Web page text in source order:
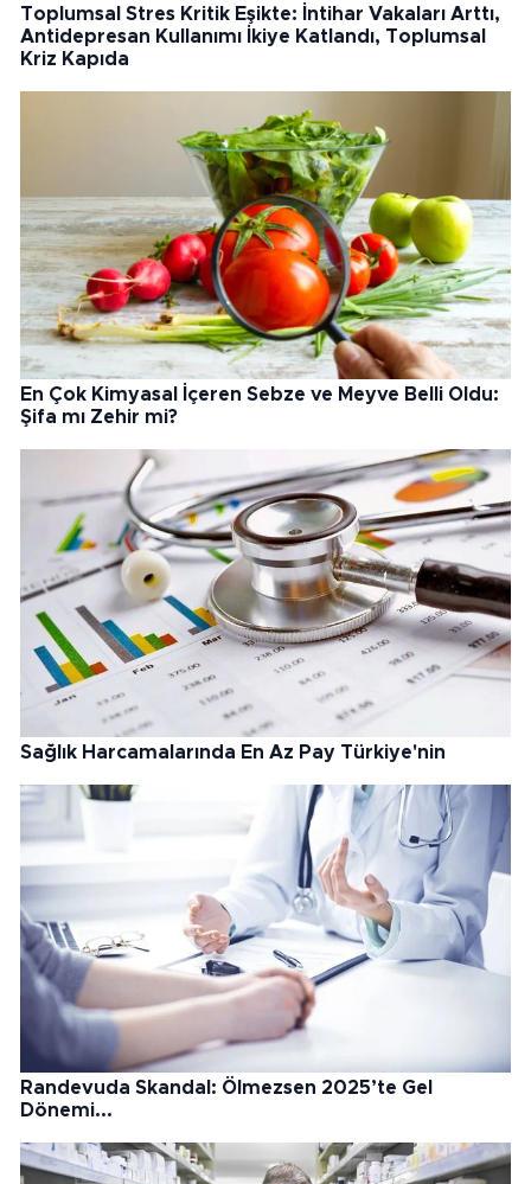
Toplumsal Stres Kritik Eşikte: İntihar Vakaları Arttı,
Antidepresan Kullanımı İkiye Katlandı, Toplumsal
Kriz Kapıda
En Çok Kimyasal İçeren Sebze ve Meyve Belli Oldu:
Şifa mı Zehir mi?
Sağlık Harcamalarında En Az Pay Türkiye'nin
Randevuda Skandal: Ölmezsen 2025’te Gel
Dönemi...